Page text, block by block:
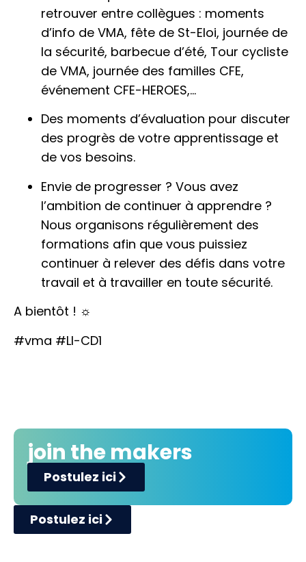
retrouver entre collègues : moments
d’info de VMA, fête de St-Eloi, journée de
la sécurité, barbecue d’été, Tour cycliste
de VMA, journée des familles CFE,
événement CFE-HEROES,…
Des moments d’évaluation pour discuter
des progrès de votre apprentissage et
de vos besoins.
Envie de progresser ? Vous avez
l’ambition de continuer à apprendre ?
Nous organisons régulièrement des
formations afin que vous puissiez
continuer à relever des défis dans votre
travail et à travailler en toute sécurité.
A bientôt ! ☼
#vma #LI-CD1
join the makers
Postulez ici
Postulez ici